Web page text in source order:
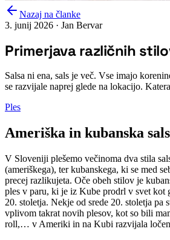
Nazaj na članke
3. junij 2026 · Jan Bervar
Primerjava različnih
Salsa ni ena, sals je več. Vse imajo
se razvijale naprej glede na lokacijo.
Ples
Ameriška in kubanska
V Sloveniji plešemo večinoma dva stila
(ameriškega), ter kubanskega, ki se med
precej razlikujeta. Oče obeh stilov je
ples v paru, ki je iz Kube prodrl v svet kot
20. stoletja. Nekje od srede 20. stoletja pa
vplivom takrat novih plesov, kot so bili
roll,… v Ameriki in na Kubi razvijala